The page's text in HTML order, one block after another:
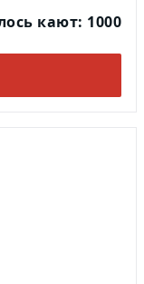
кают: 1000